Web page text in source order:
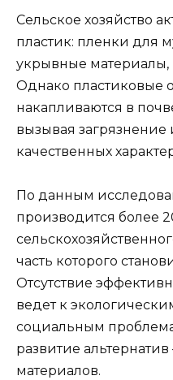
Сельское хозяйство
пластик: пленки для
укрывные материалы,
Однако пластиковые
накапливаются в
вызывая
качественных
По данным
производится более
часть которого
Отсутствие
ведет к
социальным
развитие
материалов.